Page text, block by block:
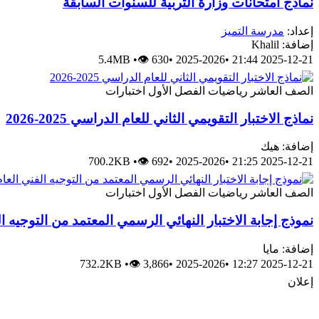
إعداد: مدرسة التميز
إضافة: Khalil
2025-12-21 21:44
•
2025-2026
•
5.4MB •👁 630
الصف العاشر رياضيات الفصل الأول اختبارات
نماذج الاختبار التقويمي الثاني للعام الدراسي 2025-2026
إضافة: هيك
2025-12-21 21:25
•
2025-2026
•
700.2KB •👁 692
الصف العاشر رياضيات الفصل الأول اختبارات
نموذج إجابة الاختبار النهائي الرسمي المعتمد من التوجيه
إضافة: مايا
2025-12-21 12:27
•
2025-2026
•
732.2KB •👁 3,866
إعلان